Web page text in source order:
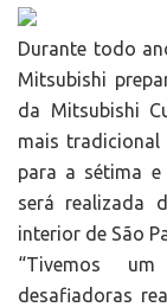
Durante todo
Mitsubishi
da Mitsubishi
mais tradicional
para a sétima
será realizada
interior de São
“Tivemos
desafiadoras